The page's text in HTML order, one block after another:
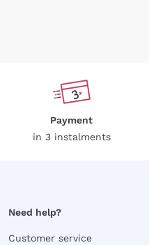
Payment
in 3 instalments
Need help?
Customer service